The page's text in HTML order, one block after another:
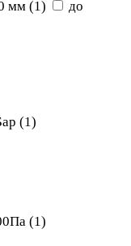
мм (1)
до
(1)
(1)